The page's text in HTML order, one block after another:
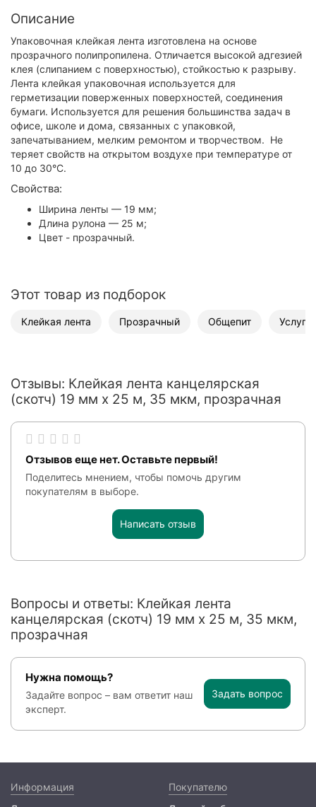
Описание
Упаковочная клейкая лента изготовлена на основе
прозрачного полипропилена. Отличается высокой адгезией
клея (слипанием с поверхностью), стойкостью к разрыву.
Лента клейкая упаковочная используется для
герметизации поверженных поверхностей, соединения
бумаги. Используется для решения большинства задач в
офисе, школе и дома, связанных с упаковкой,
запечатыванием, мелким ремонтом и творчеством. Не
теряет свойств на открытом воздухе при температуре от
10 до 30°C.
Свойства:
Ширина ленты — 19 мм;
Длина рулона — 25 м;
Цвет - прозрачный.
Этот товар из подборок
Клейкая лента Прозрачный Общепит Услуги
Отзывы: Клейкая лента канцелярская
(скотч) 19 мм х 25 м, 35 мкм, прозрачная
Отзывов еще нет. Оставьте первый!
Поделитесь мнением, чтобы помочь другим
покупателям в выборе.
Написать отзыв
Вопросы и ответы: Клейкая лента
канцелярская (скотч) 19 мм х 25 м, 35 мкм,
прозрачная
Нужна помощь?
Задайте вопрос – вам ответит наш
эксперт.
Задать вопрос
Информация
Покупателю